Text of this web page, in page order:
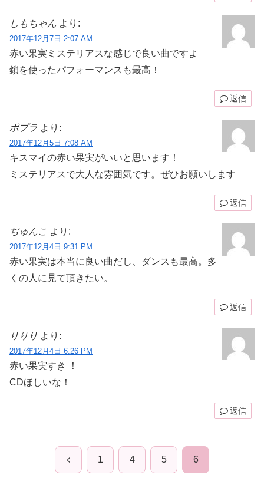
しもちゃん より:
2017年12月7日 2:07 AM
赤い果実ミステリアスな感じで良い曲ですよ
鎖を使ったパフォーマンスも最高！
返信
ポプラ より:
2017年12月5日 7:08 AM
キスマイの赤い果実がいいと思います！
ミステリアスで大人な雰囲気です。ぜひお願いします
返信
ぢゅんこ より:
2017年12月4日 9:31 PM
赤い果実は本当に良い曲だし、ダンスも最高。多
くの人に見て頂きたい。
返信
りりり より:
2017年12月4日 6:26 PM
赤い果実すき ！
CDほしいな！
返信
前 1 4 5 6